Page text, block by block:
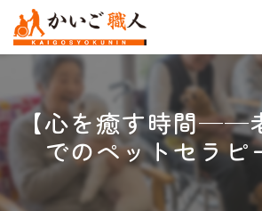
【心を癒す時間──
でのペットセラピ